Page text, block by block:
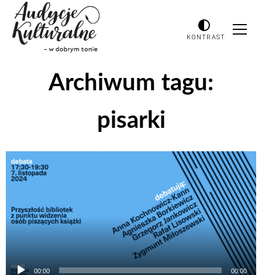
KONTRAST
Archiwum tagu:
pisarki
Odtwarzacz
plików
00:00 00:00